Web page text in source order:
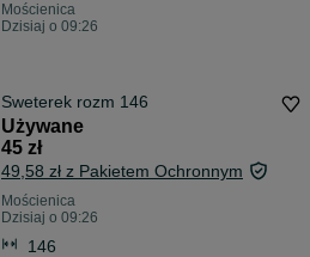
Mościenica
Dzisiaj o 09:26
Sweterek rozm 146
Używane
45 zł
49,58 zł z Pakietem Ochronnym
Mościenica
Dzisiaj o 09:26
146